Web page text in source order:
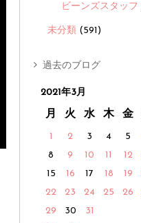
ビーンズスタッフ
未分類 (591)
過去のブログ
2021年3月
月 火 水 木 金
1 2 3 4 5
8
9 10 11 12
15
16 17 18 19
22
23 24 25 26
29
30
31